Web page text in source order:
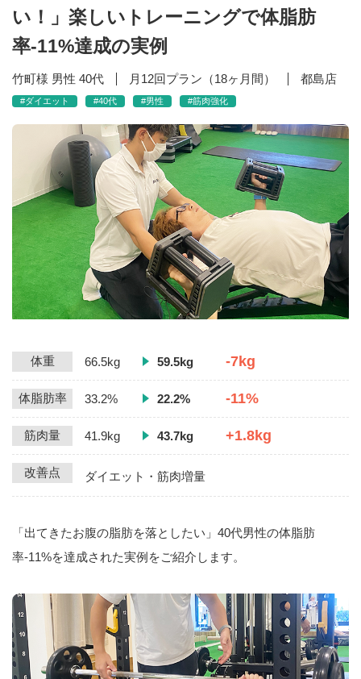
い！」楽しいトレーニングで体脂肪
率-11%達成の実例
竹町様 男性 40代 月12回プラン（18ヶ月間） 都島店
#ダイエット #40代 #男性 #筋肉強化
体重 66.5kg 59.5kg -7kg
体脂肪率 33.2% 22.2% -11%
筋肉量 41.9kg 43.7kg +1.8kg
改善点 ダイエット・筋肉増量
「出てきたお腹の脂肪を落としたい」40代男性の体脂肪
率-11%を達成された実例をご紹介します。